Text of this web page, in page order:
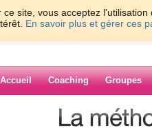
site, vous acceptez
En savoir plus et gérer ces
Accueil Coaching Groupes
> >